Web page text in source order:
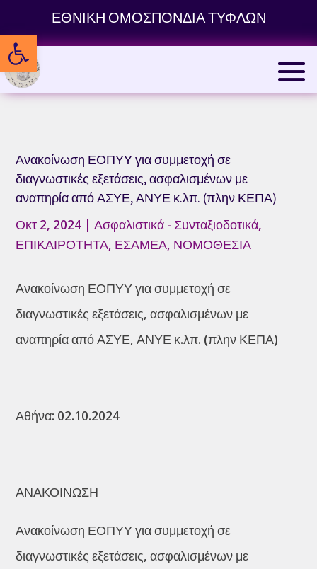
content
Ανοίξτε τη γραμμή εργαλείων
ΕΘΝΙΚΗ ΟΜΟΣΠΟΝΔΙΑ ΤΥΦΛΩΝ
Ανακοίνωση ΕΟΠΥΥ για συμμετοχή σε
διαγνωστικές εξετάσεις, ασφαλισμένων με
αναπηρία από ΑΣΥΕ, ΑΝΥΕ κ.λπ. (πλην ΚΕΠΑ)
Οκτ 2, 2024 |Ασφαλιστικά - Συνταξιοδοτικά,
ΕΠΙΚΑΙΡΟΤΗΤΑ, ΕΣΑΜΕΑ, ΝΟΜΟΘΕΣΙΑ
Ανακοίνωση ΕΟΠΥΥ για συμμετοχή σε
διαγνωστικές εξετάσεις, ασφαλισμένων με
αναπηρία από ΑΣΥΕ, ΑΝΥΕ κ.λπ. (πλην ΚΕΠΑ)
Αθήνα: 02.10.2024
ΑΝΑΚΟΙΝΩΣΗ
Ανακοίνωση ΕΟΠΥΥ για συμμετοχή σε
διαγνωστικές εξετάσεις, ασφαλισμένων με